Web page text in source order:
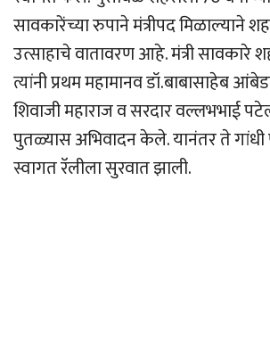
सावकारेंच्या रुपाने मंत्रीपद मिळाल्याने
उत्साहाचे वातावरण आहे. मंत्री सावकारे
त्यांनी प्रथम महामानव डॉ.बाबासाहेब
शिवाजी महाराज व सरदार वल्लभभाई
पुतळ्यास अभिवादन केले. यानंतर ते
स्वागत रॅलीला सुरवात झाली.